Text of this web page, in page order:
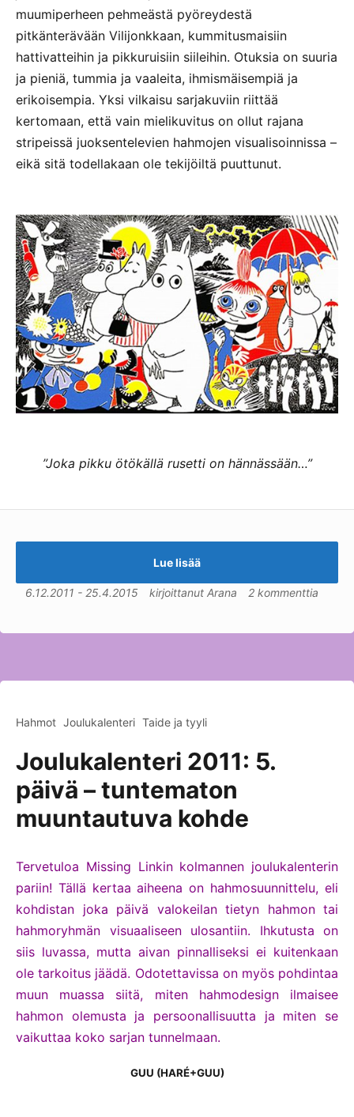
muumiperheen pehmeästä pyöreydestä
pitkänterävään Vilijonkkaan, kummitusmaisiin
hattivatteihin ja pikkuruisiin siileihin. Otuksia on suuria
ja pieniä, tummia ja vaaleita, ihmismäisempiä ja
erikoisempia. Yksi vilkaisu sarjakuviin riittää
kertomaan, että vain mielikuvitus on ollut rajana
stripeissä juoksentelevien hahmojen visualisoinnissa –
eikä sitä todellakaan ole tekijöiltä puuttunut.
”Joka pikku ötökällä rusetti on hännässään…”
Lue lisää
6.12.2011 - 25.4.2015 kirjoittanut Arana 2 kommenttia
Hahmot Joulukalenteri Taide ja tyyli
Joulukalenteri 2011: 5.
päivä – tuntematon
muuntautuva kohde
Tervetuloa Missing Linkin kolmannen joulukalenterin
pariin! Tällä kertaa aiheena on hahmosuunnittelu, eli
kohdistan joka päivä valokeilan tietyn hahmon tai
hahmoryhmän visuaaliseen ulosantiin. Ihkutusta on
siis luvassa, mutta aivan pinnalliseksi ei kuitenkaan
ole tarkoitus jäädä. Odotettavissa on myös pohdintaa
muun muassa siitä, miten hahmodesign ilmaisee
hahmon olemusta ja persoonallisuutta ja miten se
vaikuttaa koko sarjan tunnelmaan.
GUU (HARÉ+GUU)